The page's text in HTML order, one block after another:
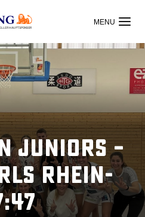
HAUPTSPONSOR
Juniors –
Rhein-